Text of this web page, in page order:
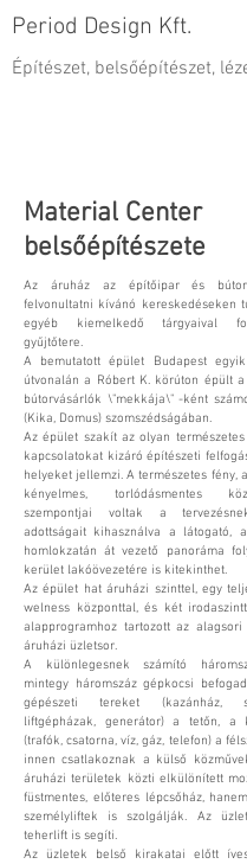
Period Design Kft.
Építészet, belsőépítészet,
Material Center
belsőépítészete
Az áruház az építőipar és
felvonultatni kívánó kereskedéseken
egyéb kiemelkedő tárgyaival
gyűjtőtere.
A bemutatott épület Budapest
útvonalán a Róbert K. körúton épült
bútorvásárlók \"mekkája\" -ként
(Kika, Domus) szomszédságában.
Az épület szakít az olyan
kapcsolatokat kizáró építészeti
helyeket jellemzi. A természetes fény,
kényelmes, torlódásmentes
szempontjai voltak a
adottságait kihasználva a látogató,
homlokzatán át vezető panoráma
kerület lakóövezetére is kitekinthet.
Az épület hat áruházi szinttel, egy
welness központtal, és két
alapprogramhoz tartozott az
áruházi üzletsor.
A különlegesnek számító
mintegy háromszáz gépkocsi
gépészeti tereket (kazánház,
liftgépházak, generátor) a tetőn, a
(trafók, csatorna, víz, gáz, telefon) a
innen csatlakoznak a külső
áruházi területek közti elkülönített
füstmentes, előteres lépcsőház,
személyliftek is szolgálják. Az
teherlift is segíti.
Az üzletek belső kirakatai előtt